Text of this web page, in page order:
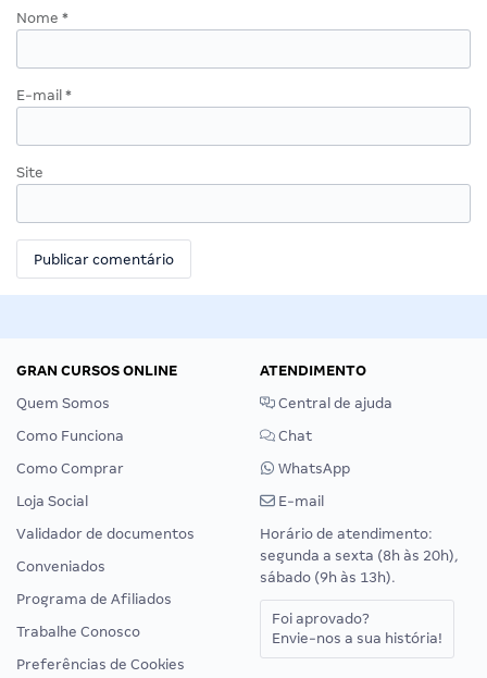
Nome *
E-mail *
Site
GRAN CURSOS ONLINE
Quem Somos
Como Funciona
Como Comprar
Loja Social
Validador de documentos
Conveniados
Programa de Afiliados
Trabalhe Conosco
Preferências de Cookies
ATENDIMENTO
Central de ajuda
Chat
WhatsApp
E-mail
Horário de atendimento:
segunda a sexta (8h às 20h),
sábado (9h às 13h).
Foi aprovado?
Envie-nos a sua história!